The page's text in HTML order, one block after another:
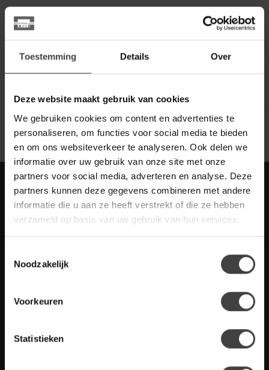
Toestemming Details Over
Deze website maakt gebruik van cookies
We gebruiken cookies om content en advertenties te
personaliseren, om functies voor social media te bieden
en om ons websiteverkeer te analyseren. Ook delen we
informatie over uw gebruik van onze site met onze
partners voor social media, adverteren en analyse. Deze
partners kunnen deze gegevens combineren met andere
informatie die u aan ze heeft verstrekt of die ze hebben
verzameld op basis van uw gebruik van hun services.
Noodzakelijk
Voorkeuren
Statistieken
.
Op voorraad
Toon1- 1van 1
Heb je vragen over onze artikelen of jouw aankoop? Bekijk dan
de klantenservice pagina. Daar staan antwoorden op veel
ook vermeld hoe je contact met ons kunt opnemen.
Meld je aan voor onze nieuwbrief met
scherpe acties
Blijf op de hoogte van onze actuele aanbiedingen